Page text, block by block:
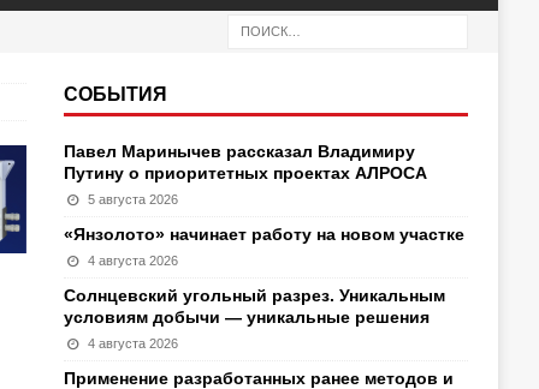
СОБЫТИЯ
Павел Маринычев рассказал Владимиру
Путину о приоритетных проектах АЛРОСА
5 августа 2026
«Янзолото» начинает работу на новом участке
4 августа 2026
Солнцевский угольный разрез. Уникальным
условиям добычи — уникальные решения
4 августа 2026
Применение разработанных ранее методов и